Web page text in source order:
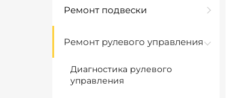
Ремонт подвески
Ремонт рулевого управления
Диагностика рулевого
управления